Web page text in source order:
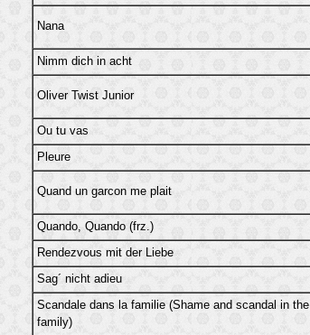
Nana
Nimm dich in acht
Oliver Twist Junior
Ou tu vas
Pleure
Quand un garcon me plait
Quando, Quando (frz.)
Rendezvous mit der Liebe
Sag´ nicht adieu
Scandale dans la familie (Shame and scandal in the
family)